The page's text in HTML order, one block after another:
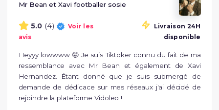
Mr Bean et Xavi footballer sosie
5.0 (4)
Voir les
avis
Livraison 24H
disponible
Heyyy lowwww 🤪 Je suis Tiktoker connu du fait de ma
ressemblance avec Mr Bean et également de Xavi
Hernandez. Étant donné que je suis submergé de
demande de dédicace sur mes réseaux j'ai décidé de
rejoindre la plateforme Vidoleo !